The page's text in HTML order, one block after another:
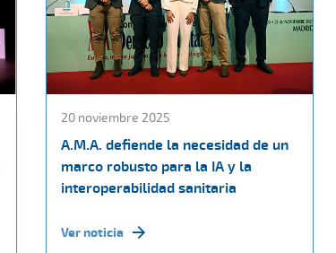
20 noviembre 2025
A.M.A. defiende la necesidad de un
marco robusto para la IA y la
interoperabilidad sanitaria
Ver noticia